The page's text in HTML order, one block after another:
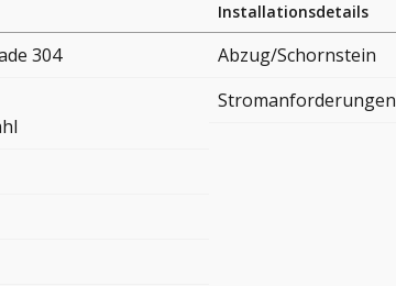
304
Installationsdetails
Abzug/Schornstein
Stromanforderungen